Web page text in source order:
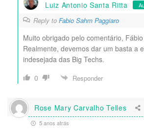
Luiz Antonio Santa Ritta
Reply to Fabio Sahm Paggiaro
Muito obrigado pelo comentário,
Realmente, devemos dar um basta a
indesejada das Big Techs.
0
Responder
Rose Mary Carvalho Telles
5 anos atrás